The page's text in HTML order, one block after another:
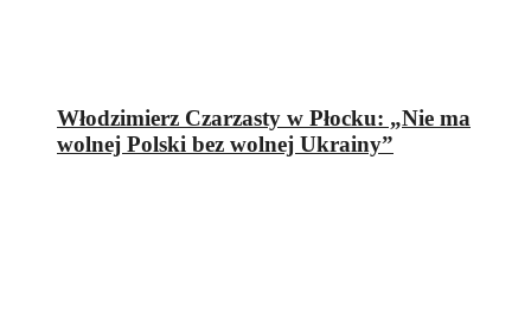
Włodzimierz Czarzasty w Płocku: „Nie ma
wolnej Polski bez wolnej Ukrainy”